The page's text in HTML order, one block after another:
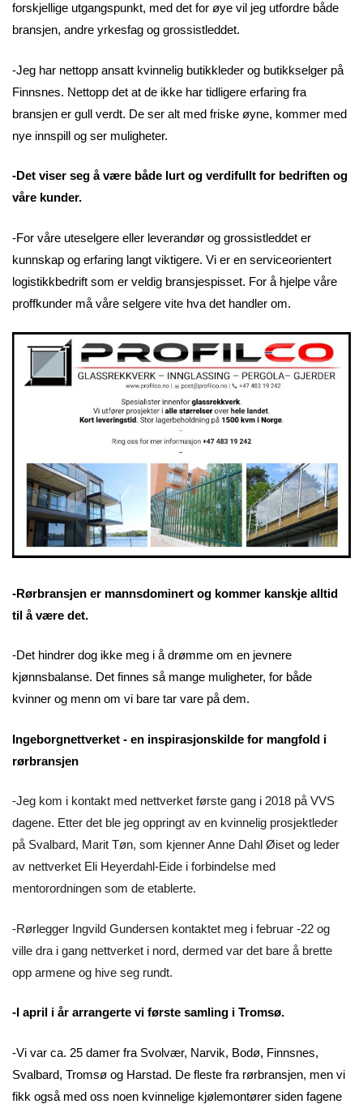
forskjellige utgangspunkt, med det for øye vil jeg utfordre både
bransjen, andre yrkesfag og grossistleddet.
-Jeg har nettopp ansatt kvinnelig butikkleder og butikkselger på
Finnsnes. Nettopp det at de ikke har tidligere erfaring fra
bransjen er gull verdt. De ser alt med friske øyne, kommer med
nye innspill og ser muligheter.
-Det viser seg å være både lurt og verdifullt for bedriften og
våre kunder.
-For våre uteselgere eller leverandør og grossistleddet er
kunnskap og erfaring langt viktigere. Vi er en serviceorientert
logistikkbedrift som er veldig bransjespisset. For å hjelpe våre
proffkunder må våre selgere vite hva det handler om.
-Rørbransjen er mannsdominert og kommer kanskje alltid
til å være det.
-Det hindrer dog ikke meg i å drømme om en jevnere
kjønnsbalanse. Det finnes så mange muligheter, for både
kvinner og menn om vi bare tar vare på dem.
Ingeborgnettverket - en inspirasjonskilde for mangfold i
rørbransjen
-Jeg kom i kontakt med nettverket første gang i 2018 på VVS
dagene. Etter det ble jeg oppringt av en kvinnelig prosjektleder
på Svalbard, Marit Tøn, som kjenner Anne Dahl Øiset og leder
av nettverket Eli Heyerdahl-Eide i forbindelse med
mentorordningen som de etablerte.
-Rørlegger Ingvild Gundersen kontaktet meg i februar -22 og
ville dra i gang nettverket i nord, dermed var det bare å brette
opp armene og hive seg rundt.
-I april i år arrangerte vi første samling i Tromsø.
-Vi var ca. 25 damer fra Svolvær, Narvik, Bodø, Finnsnes,
Svalbard, Tromsø og Harstad. De fleste fra rørbransjen, men vi
fikk også med oss noen kvinnelige kjølemontører siden fagene